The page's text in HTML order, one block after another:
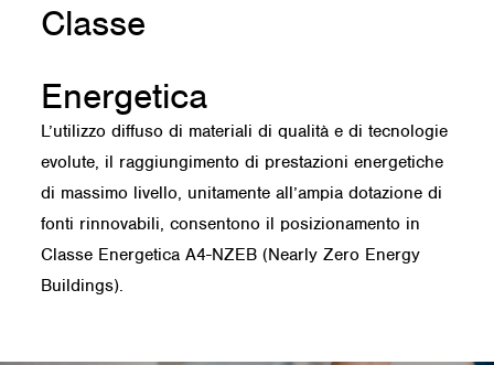
Classe
Energetica
L’utilizzo diffuso di materiali di qualità e di tecnologie
evolute, il raggiungimento di prestazioni energetiche
di massimo livello, unitamente all’ampia dotazione di
fonti rinnovabili, consentono il posizionamento in
Classe Energetica A4-NZEB (Nearly Zero Energy
Buildings).